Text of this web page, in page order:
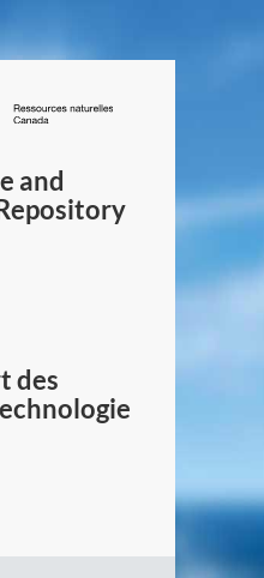
/
Canada
and
des